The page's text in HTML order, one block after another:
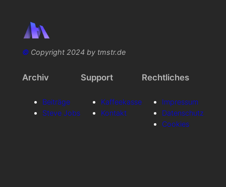
©Copyright 2024 by tmstr.de
Archiv
Beiträge
Steve Jobs
Support
Kaffeekasse
Kontakt
Rechtliches
Impressum
Datenschutz
Cookies